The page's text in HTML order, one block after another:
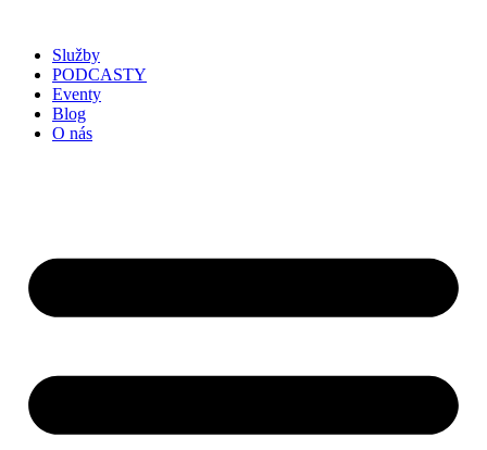
Služby
PODCASTY
Eventy
Blog
O nás